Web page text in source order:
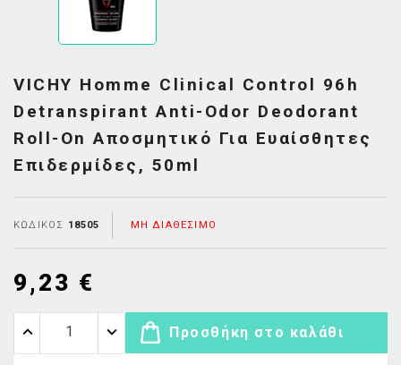
VICHY Homme Clinical Control 96h
Detranspirant Anti-Odor Deodorant
Roll-On Αποσμητικό Για Ευαίσθητες
Επιδερμίδες, 50ml
ΚΩΔΙΚΌΣ 18505 ΜΗ ΔΙΑΘΈΣΙΜΟ
9,23 €
Προσθήκη στο καλάθι